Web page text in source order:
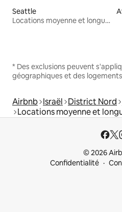
Seattle
Locations moyenne et longue durée
* Des exclusions peuvent
géographiques et des
Airbnb Israël District Nord
Locations moyenne et
© 2026
Confidentialité